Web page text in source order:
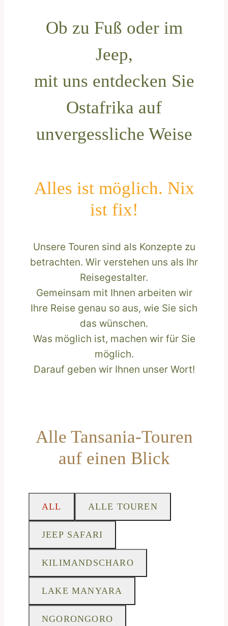
Ob zu Fuß oder im
Jeep,
mit uns entdecken Sie
Ostafrika auf
unvergessliche Weise
Alles ist möglich. Nix
ist fix!
Unsere Touren sind als Konzepte zu
betrachten. Wir verstehen uns als Ihr
Reisegestalter.
Gemeinsam mit Ihnen arbeiten wir
Ihre Reise genau so aus, wie Sie sich
das wünschen.
Was möglich ist, machen wir für Sie
möglich.
Darauf geben wir Ihnen unser Wort!
Alle Tansania-Touren
auf einen Blick
ALL ALLE TOUREN
JEEP SAFARI
KILIMANDSCHARO
LAKE MANYARA
NGORONGORO